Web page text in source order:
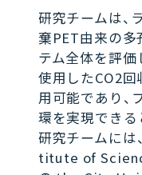
研究チームは、
棄PET由来の多
テム全体を評価
使用したCO2
用可能であり、
環を実現できる
研究チームに
titute of